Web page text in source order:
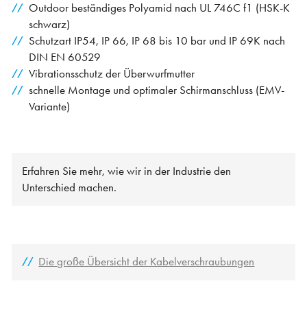
Outdoor beständiges Polyamid nach UL 746C f1 (HSK-K
schwarz)
Schutzart IP54, IP 66, IP 68 bis 10 bar und IP 69K nach
DIN EN 60529
Vibrationsschutz der Überwurfmutter
schnelle Montage und optimaler Schirmanschluss (EMV-
Variante)
Erfahren Sie mehr, wie wir in der Industrie den
Unterschied machen.
Die große Übersicht der Kabelverschraubungen